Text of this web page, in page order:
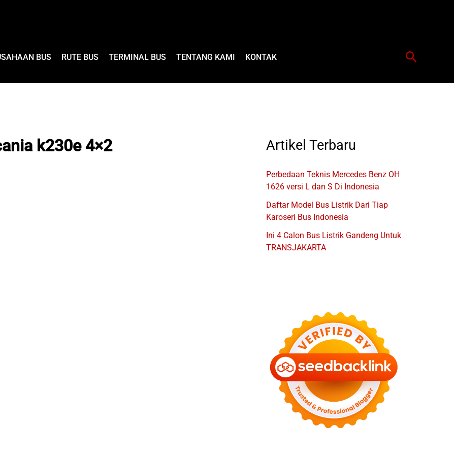
BUS RUTE BUS TERMINAL BUS TENTANG KAMI KONTAK Cari
k230e 4×2 Artikel Terbaru
Perbedaan Teknis Mercedes Benz OH
1626 versi L dan S Di Indonesia
Daftar Model Bus Listrik Dari Tiap
Karoseri Bus Indonesia
Ini 4 Calon Bus Listrik Gandeng Untuk
TRANSJAKARTA